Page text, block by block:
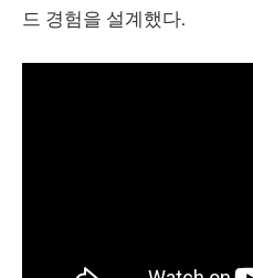
드 경험을 설계했다.